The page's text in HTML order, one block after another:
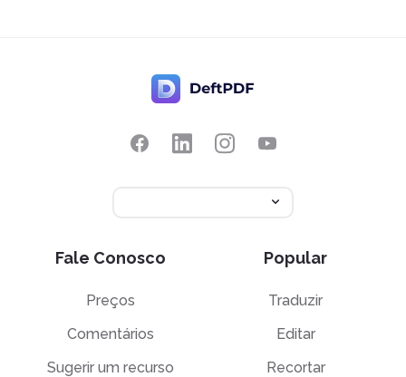
Fale Conosco
Preços
Comentários
Sugerir um recurso
Popular
Traduzir
Editar
Recortar